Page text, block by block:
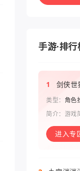
手游·排行
1 剑侠世
类型： 角色
简介：游戏
系列手游。
画面，还原
进入专